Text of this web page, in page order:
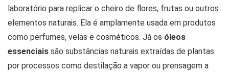
laboratório para replicar o cheiro de flores, frutas ou outros
elementos naturais. Ela é amplamente usada em produtos
como perfumes, velas e cosméticos. Já os óleos
essenciais são substâncias naturais extraídas de plantas
por processos como destilação a vapor ou prensagem a